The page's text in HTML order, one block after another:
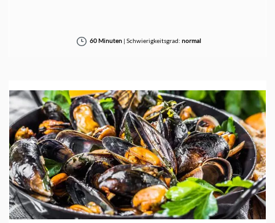
60 Minuten| Schwierigkeitsgrad: normal